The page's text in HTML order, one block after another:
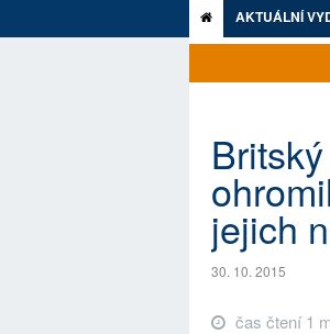
AKTUÁLNÍ
jejich
30. 10. 2015
čas čtení 1